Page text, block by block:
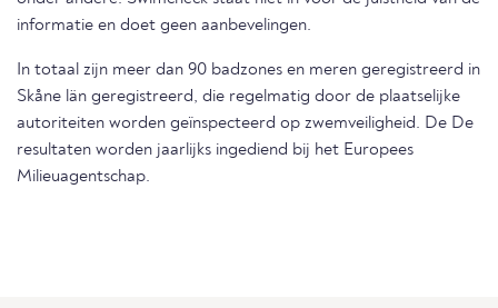
informatie en doet geen aanbevelingen.
In totaal zijn meer dan 90 badzones en meren geregistreerd in
Skåne län geregistreerd, die regelmatig door de plaatselijke
autoriteiten worden geïnspecteerd op zwemveiligheid. De De
resultaten worden jaarlijks ingediend bij het Europees
Milieuagentschap.